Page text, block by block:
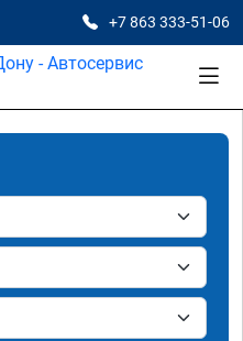
+7 863 333-51-06